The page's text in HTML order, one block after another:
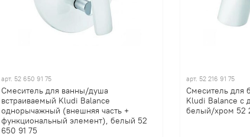
арт. 52 650 91 75
Смеситель для ванны/душа
встраиваемый Kludi Balance
однорычажный (внешняя часть +
функциональный элемент), белый 52
650 91 75
арт. 52 216 91 75
Смеситель для
Kludi Balance с
белый/хром 52